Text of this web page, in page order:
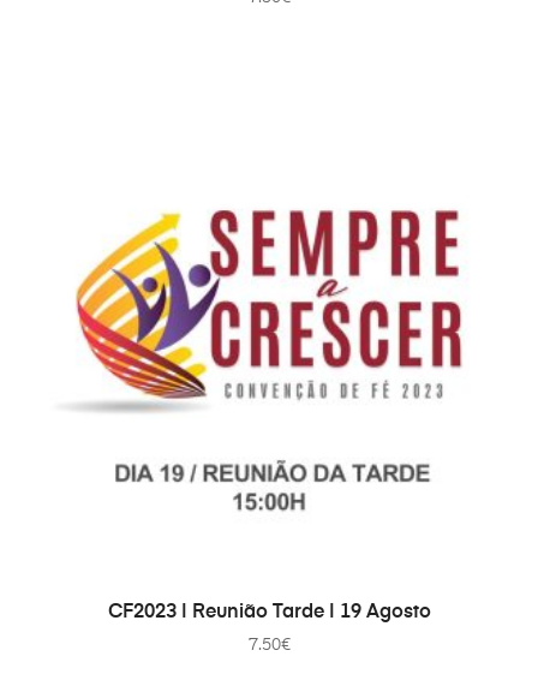
ДОДАТИ В КОШИК
CF2023 | Reunião Tarde | 19 Agosto
7.50€